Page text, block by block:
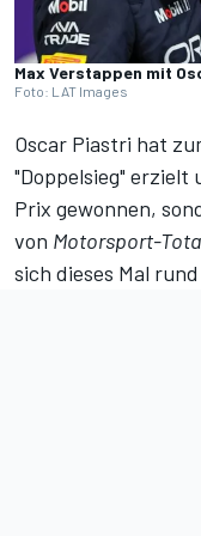
Max Verstappen mit
Foto: LAT Images
Oscar Piastri hat
"Doppelsieg" erzielt
Prix gewonnen,
von Motorsport-
sich dieses Mal